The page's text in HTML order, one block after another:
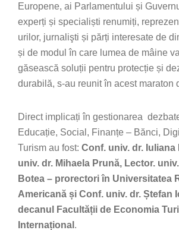
Europene, ai Parlamentului și
experți și specialiști renumiți,
urilor, jurnalişti și părți interesate de
și de modul în care lumea de mâine
găsească soluții pentru protecție și
durabilă, s-au reunit în acest maraton
Direct implicați în gestionarea
Educație, Social, Finanțe – Bănci,
Turism au fost: Conf. univ. dr. Iuliana
univ. dr. Mihaela Prună, Lector.
Botea – prorectori în Universitatea
Americană și Conf. univ. dr. Ștefan
decanul Facultății de Economia
Internațional .